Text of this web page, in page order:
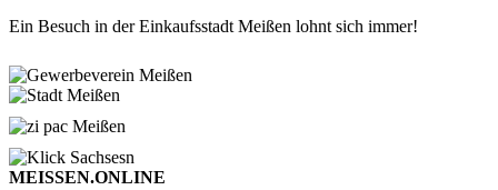
Ein Besuch in der Einkaufsstadt Meißen lohnt sich immer!
MEISSEN.ONLINE